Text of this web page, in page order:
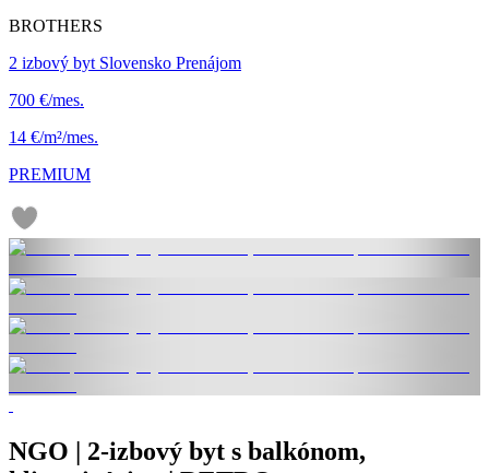
BROTHERS
2 izbový byt Slovensko Prenájom
700 €/mes.
14 €/m²/mes.
PREMIUM
NGO | 2-izbový byt s balkónom,